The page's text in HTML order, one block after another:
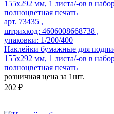
арт. 73435 ,
штрихкод: 4606008668738 ,
упаковки: 1/200/400
Наклейки бумажные для
155х292 мм, 1 листа/-ов в
полноцветная печать
розничная цена за 1шт.
202 ₽